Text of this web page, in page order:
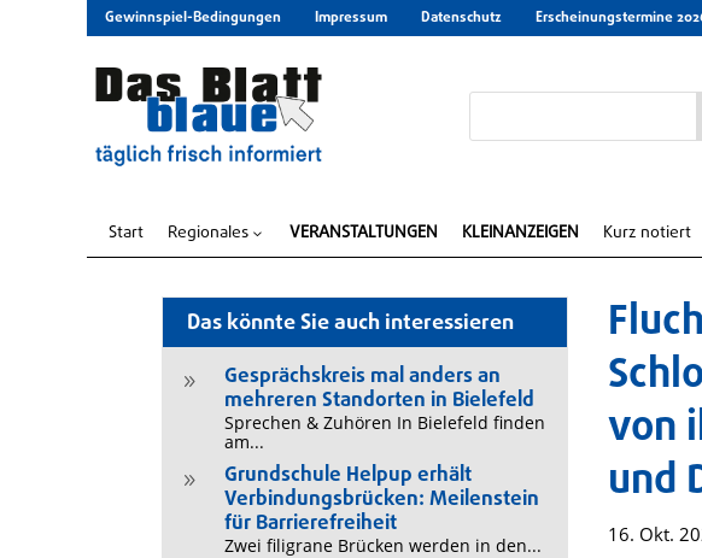
Gewinnspiel-Bedingungen Impressum Datenschutz Erscheinungstermine
Start Regionales 3 VERANSTALTUNGEN KLEINANZEIGEN Kurz notiert
Das könnte Sie auch interessieren
9
Gesprächskreis mal anders an
mehreren Standorten in Bielefeld
Sprechen & Zuhören In Bielefeld finden
am...
9
Grundschule Helpup erhält
Verbindungsbrücken: Meilenstein
für Barrierefreiheit
Zwei filigrane Brücken werden in den...
von
und
16. Okt.